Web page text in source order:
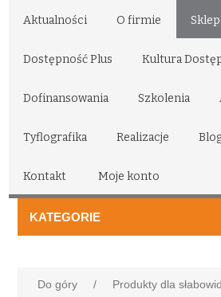
Aktualności O firmie Sklep
Dostępność Plus Kultura
Dofinansowania Szkolenia
Tyflografika Realizacje
Kontakt Moje konto
KATEGORIE
Do góry / Produkty dla